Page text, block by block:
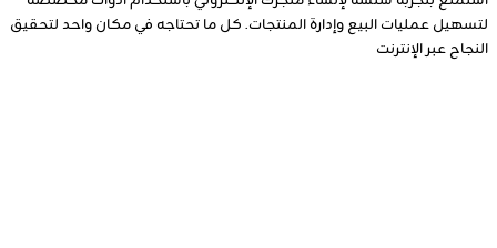
لتسهيل عمليات البيع وإدارة المنتجات. كل ما تحتاجه في مكان واحد لتحقيق
النجاح عبر الإنترنت